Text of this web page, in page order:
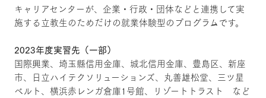
キャリアセンターが、企業・行政・団体などと連携して実
施する立教生のためだけの就業体験型のプログラムです。
2023年度実習先（一部）
国際興業、埼玉縣信用金庫、城北信用金庫、豊島区、新座
市、日立ハイテクソリューションズ、丸善雄松堂、三ツ星
ベルト、横浜赤レンガ倉庫1号館、リゾートトラスト など